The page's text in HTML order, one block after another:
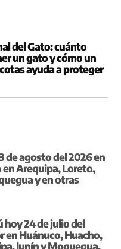
del Gato: cuánto
un gato y cómo un
ayuda a proteger
de agosto del 2026 en
en Arequipa, Loreto,
y en otras
hoy 24 de julio del
en Huánuco, Huacho,
Junín y Moquegua,